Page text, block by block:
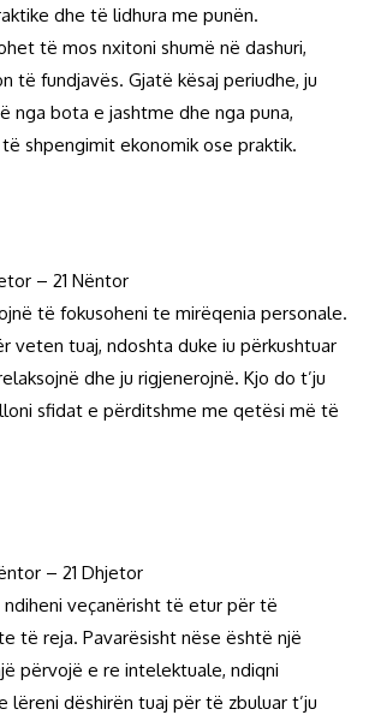
dhe të lidhura me punën.
të mos nxitoni shumë në dashuri,
të fundjavës. Gjatë kësaj periudhe, ju
nga bota e jashtme dhe nga puna,
shpengimit ekonomik ose praktik.
– 21 Nëntor
të fokusoheni te mirëqenia personale.
veten tuaj, ndoshta duke iu përkushtuar
dhe ju rigjenerojnë. Kjo do t’ju
sfidat e përditshme me qetësi më të
– 21 Dhjetor
veçanërisht të etur për të
të reja. Pavarësisht nëse është një
përvojë e re intelektuale, ndiqni
lëreni dëshirën tuaj për të zbuluar t’ju